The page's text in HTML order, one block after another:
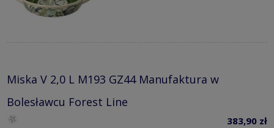
Miska V 2,0 L M193 GZ44 Manufaktura w
Bolesławcu Forest Line
383,90 zł